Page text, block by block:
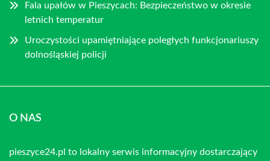
Fala upałów w Pieszycach: Bezpieczeństwo w okresie
letnich temperatur
Uroczystości upamiętniające poległych funkcjonariuszy
dolnośląskiej policji
O NAS
pieszyce24.pl to lokalny serwis informacyjny dostarczający